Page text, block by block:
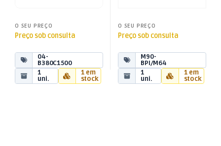
O SEU PREÇO
Preço sob consulta
04-
B380C1500
1
uni.
1 em
stock
O SEU PREÇO
Preço sob consulta
M90-
BPI/M64
1
uni.
1 em
stock